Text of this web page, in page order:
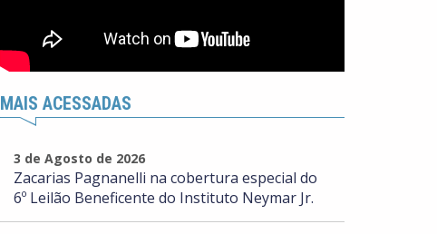
MAIS ACESSADAS
3 de Agosto de 2026
Zacarias Pagnanelli na cobertura especial do
6º Leilão Beneficente do Instituto Neymar Jr.